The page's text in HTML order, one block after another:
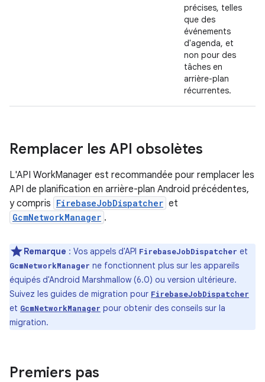
précises, telles
que des
événements
d'agenda, et
non pour des
tâches en
arrière-plan
récurrentes.
Remplacer les API obsolètes
L'API WorkManager est recommandée pour remplacer les
API de planification en arrière-plan Android précédentes,
y compris FirebaseJobDispatcher et
GcmNetworkManager .
Remarque : Vos appels d'API FirebaseJobDispatcher et
GcmNetworkManager ne fonctionnent plus sur les appareils
équipés d'Android Marshmallow (6.0) ou version ultérieure.
Suivez les guides de migration pour FirebaseJobDispatcher
et GcmNetworkManager pour obtenir des conseils sur la
migration.
Premiers pas